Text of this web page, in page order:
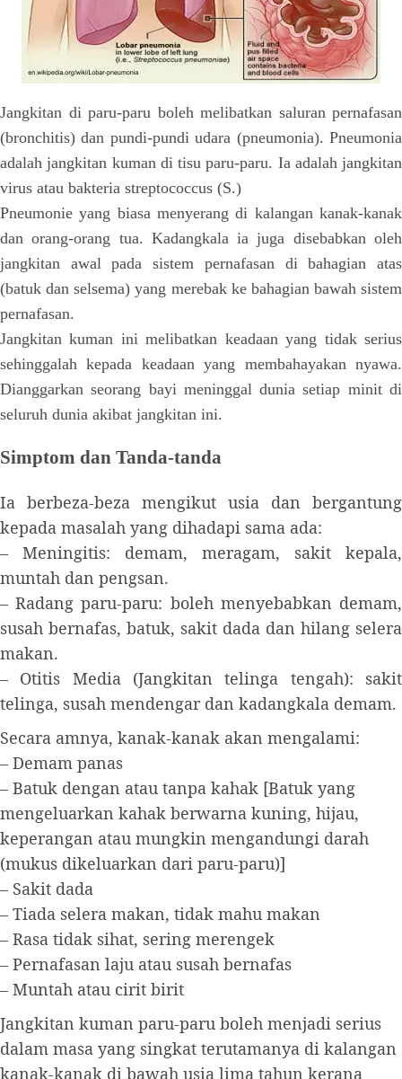
Jangkitan di paru-paru boleh melibatkan saluran pernafasan
(bronchitis) dan pundi-pundi udara (pneumonia). Pneumonia
adalah jangkitan kuman di tisu paru-paru. Ia adalah jangkitan
virus atau bakteria streptococcus (S.)
Pneumonie yang biasa menyerang di kalangan kanak-kanak
dan orang-orang tua. Kadangkala ia juga disebabkan oleh
jangkitan awal pada sistem pernafasan di bahagian atas
(batuk dan selsema) yang merebak ke bahagian bawah sistem
pernafasan.
Jangkitan kuman ini melibatkan keadaan yang tidak serius
sehinggalah kepada keadaan yang membahayakan nyawa.
Dianggarkan seorang bayi meninggal dunia setiap minit di
seluruh dunia akibat jangkitan ini.
Simptom dan Tanda-tanda
Ia berbeza-beza mengikut usia dan bergantung
kepada masalah yang dihadapi sama ada:
– Meningitis: demam, meragam, sakit kepala,
muntah dan pengsan.
– Radang paru-paru: boleh menyebabkan demam,
susah bernafas, batuk, sakit dada dan hilang selera
makan.
– Otitis Media (Jangkitan telinga tengah): sakit
telinga, susah mendengar dan kadangkala demam.
Secara amnya, kanak-kanak akan mengalami:
– Demam panas
– Batuk dengan atau tanpa kahak [Batuk yang
mengeluarkan kahak berwarna kuning, hijau,
keperangan atau mungkin mengandungi darah
(mukus dikeluarkan dari paru-paru)]
– Sakit dada
– Tiada selera makan, tidak mahu makan
– Rasa tidak sihat, sering merengek
– Pernafasan laju atau susah bernafas
– Muntah atau cirit birit
Jangkitan kuman paru-paru boleh menjadi serius
dalam masa yang singkat terutamanya di kalangan
kanak-kanak di bawah usia lima tahun kerana